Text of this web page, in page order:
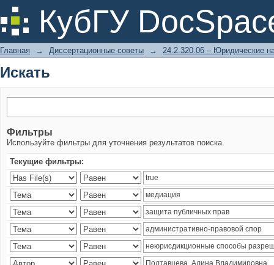
КубГУ
Искать
Главная → Диссертационные советы → 24.2.320.06 – Юридические
Искать
Фильтры
Используйте фильтры для уточнения результатов поиска.
Текущие фильтры: